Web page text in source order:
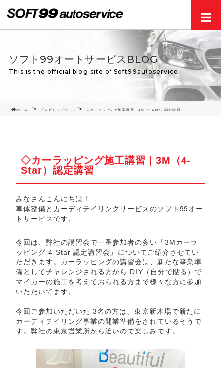
ソフト99オートサービスBLOG
This is the official blog site of Soft99autoservice.
ホーム ブログトップページ ◇カーラッピング施工講習｜3M（4-Star）認定講習
◇カーラッピング施工講習｜3M（4-
Star）認定講習
みなさんこんにちは！
車体整備とカーディテイリングサービスのソフト99オー
トサービスです。
今回は、弊社の講習会で一番参加者の多い「3Mカーラ
ッピング 4-Star 認定講習会」についてご紹介させてい
ただきます。カーラッピングの講習会は、新たな事業準
備としてチャレンジされる方から DIY（自分で貼る）で
マイカーの施工を考えておられる方まで様々な方に参加
いただいてます。
今回ご参加いただいた 3名の方は、東京新木場で新たに
カーディテイリング事業の開業準備をされているそうで
す。弊社の東京営業所から近いので楽しみです。